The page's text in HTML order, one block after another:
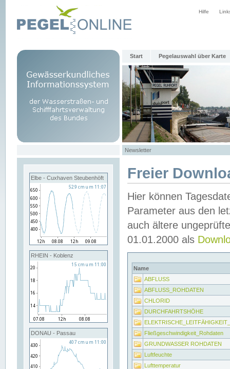
Hilfe
Start Pegelauswahl über Karte
Newsletter
Elbe - Cuxhaven Steubenhöft
RHEIN - Koblenz
DONAU - Passau
Freier
Hier können
Parameter aus den
auch ältere
01.01.2000 als
Name
ABFLUSS
ABFLUSS_ROHDATEN
CHLORID
DURCHFAHRTSHÖHE
Fließgeschwindigkeit_Rohdaten
GRUNDWASSER ROHDATEN
Luftfeuchte
Lufttemperatur